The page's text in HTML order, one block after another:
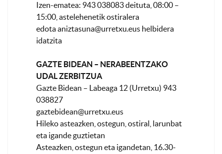
Izen-ematea: 943 038083 deituta, 08:00 –
15:00, astelehenetik ostiralera
edotaaniztasuna@urretxu.eus helbidera
idatzita
GAZTE BIDEAN – NERABEENTZAKO
UDAL ZERBITZUA
Gazte Bidean – Labeaga 12 (Urretxu) 943
038827
gaztebidean@urretxu.eus
Hileko asteazken, ostegun, ostiral, larunbat
eta igande guztietan
Asteazken, ostegun eta igandetan, 16.30-